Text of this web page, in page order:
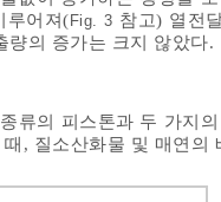
루어져(Fig. 3 참고) 열전
량의 증가는 크지 않았다.
류의 피스톤과 두 가지
, 질소산화물 및 매연의